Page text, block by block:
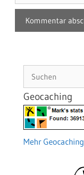
Geocaching
Mehr Geocaching